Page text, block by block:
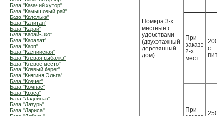
База "Казачий хутор"
База "Камышовый рай"
База "Капелька"
База "Капитан"
База "Карай"
База "Карай-Эко"
База "Каралат"
База "Карп"
База "Каспийская"
База "Клевая рыбалка"
База "Клевое место"
База "Клевый берег"
База "Княгиня Ольга"
База "Ковчег"
База "Компас"
База "Краса"
База "Ладейная"
База "Лазурь"
База "Лариса"
Номера 3-х
местные с
удобствами
(двухэтажный
деревянный
дом)
При
заказе
2-х
мест
с
При